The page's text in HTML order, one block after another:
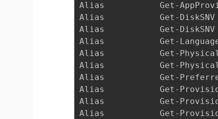
Alias           Get-
Alias
Alias
Alias
Alias
Alias
Alias
Alias           Get-
Alias           Get-
Alias           Get-